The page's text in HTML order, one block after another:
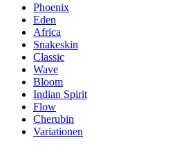
Phoenix
Eden
Africa
Snakeskin
Classic
Wave
Bloom
Indian Spirit
Flow
Cherubin
Variationen